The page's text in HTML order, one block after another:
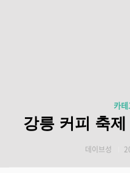
카
강릉 커피 축
데이브성